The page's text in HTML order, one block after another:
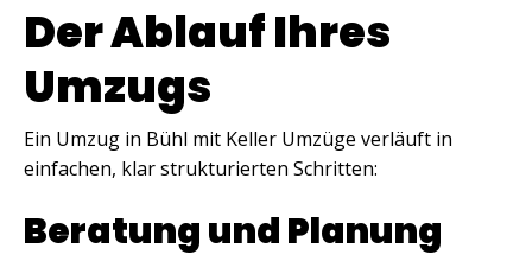
Der Ablauf Ihres
Umzugs
Ein Umzug in Bühl mit Keller Umzüge verläuft in
einfachen, klar strukturierten Schritten:
Beratung und Planung